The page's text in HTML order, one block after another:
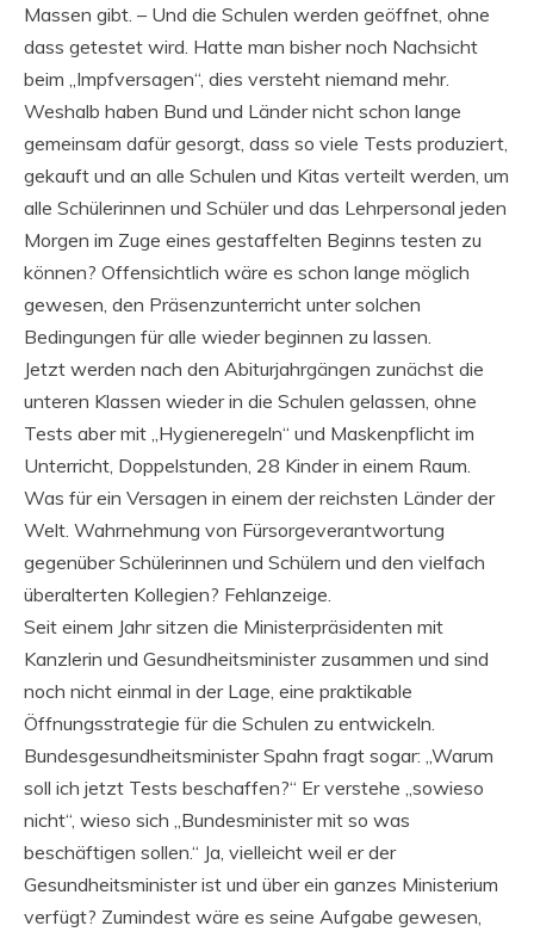
Massen gibt. – Und die Schulen werden geöffnet, ohne
dass getestet wird. Hatte man bisher noch Nachsicht
beim „Impfversagen“, dies versteht niemand mehr.
Weshalb haben Bund und Länder nicht schon lange
gemeinsam dafür gesorgt, dass so viele Tests produziert,
gekauft und an alle Schulen und Kitas verteilt werden, um
alle Schülerinnen und Schüler und das Lehrpersonal jeden
Morgen im Zuge eines gestaffelten Beginns testen zu
können? Offensichtlich wäre es schon lange möglich
gewesen, den Präsenzunterricht unter solchen
Bedingungen für alle wieder beginnen zu lassen.
Jetzt werden nach den Abiturjahrgängen zunächst die
unteren Klassen wieder in die Schulen gelassen, ohne
Tests aber mit „Hygieneregeln“ und Maskenpflicht im
Unterricht, Doppelstunden, 28 Kinder in einem Raum.
Was für ein Versagen in einem der reichsten Länder der
Welt. Wahrnehmung von Fürsorgeverantwortung
gegenüber Schülerinnen und Schülern und den vielfach
überalterten Kollegien? Fehlanzeige.
Seit einem Jahr sitzen die Ministerpräsidenten mit
Kanzlerin und Gesundheitsminister zusammen und sind
noch nicht einmal in der Lage, eine praktikable
Öffnungsstrategie für die Schulen zu entwickeln.
Bundesgesundheitsminister Spahn fragt sogar: „Warum
soll ich jetzt Tests beschaffen?“ Er verstehe „sowieso
nicht“, wieso sich „Bundesminister mit so was
beschäftigen sollen.“ Ja, vielleicht weil er der
Gesundheitsminister ist und über ein ganzes Ministerium
verfügt? Zumindest wäre es seine Aufgabe gewesen,